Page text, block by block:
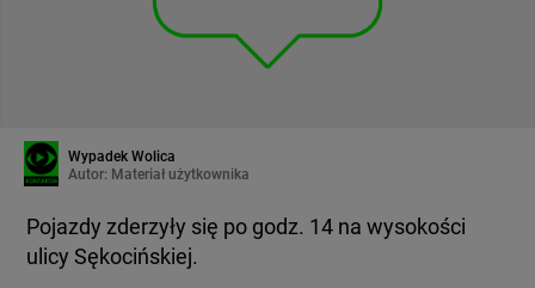
Wypadek Wolica
Autor: Materiał użytkownika
Pojazdy zderzyły się po godz. 14 na wysokości
ulicy Sękocińskiej.